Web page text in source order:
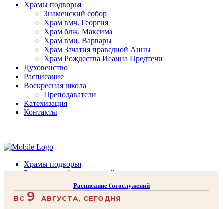
Храмы подворья
Знаменский собор
Храм вмч. Георгия
Храм блж. Максима
Храм вмц. Варвары
Храм Зачатия праведной Анны
Храм Рождества Иоанна Предтечи
Духовенство
Расписание
Воскресная школа
Преподаватели
Катехизация
Контакты
Храмы подворья
Расписание богослужений
Воскресная школа
Преподаватели Воскресной школы
Расписание богослужений
ВС 9 АВГУСТА, СЕГОДНЯ